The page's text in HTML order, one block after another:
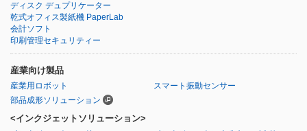
ディスク デュプリケーター
乾式オフィス製紙機 PaperLab
会計ソフト
印刷管理セキュリティー
産業向け製品
産業用ロボット
スマート振動センサー
部品成形ソリューション
<インクジェットソリューション>